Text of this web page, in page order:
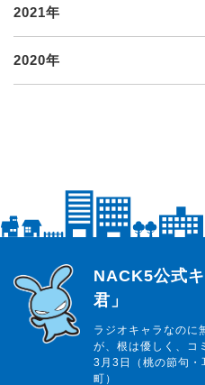
2021年
2020年
らじっと君
NACK5公式
君」
ラジオキャラなのに
が、根は優しく、コ
3月3日（桃の節句・
町）